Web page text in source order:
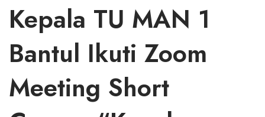
Kepala TU MAN 1
Bantul Ikuti Zoom
Meeting Short